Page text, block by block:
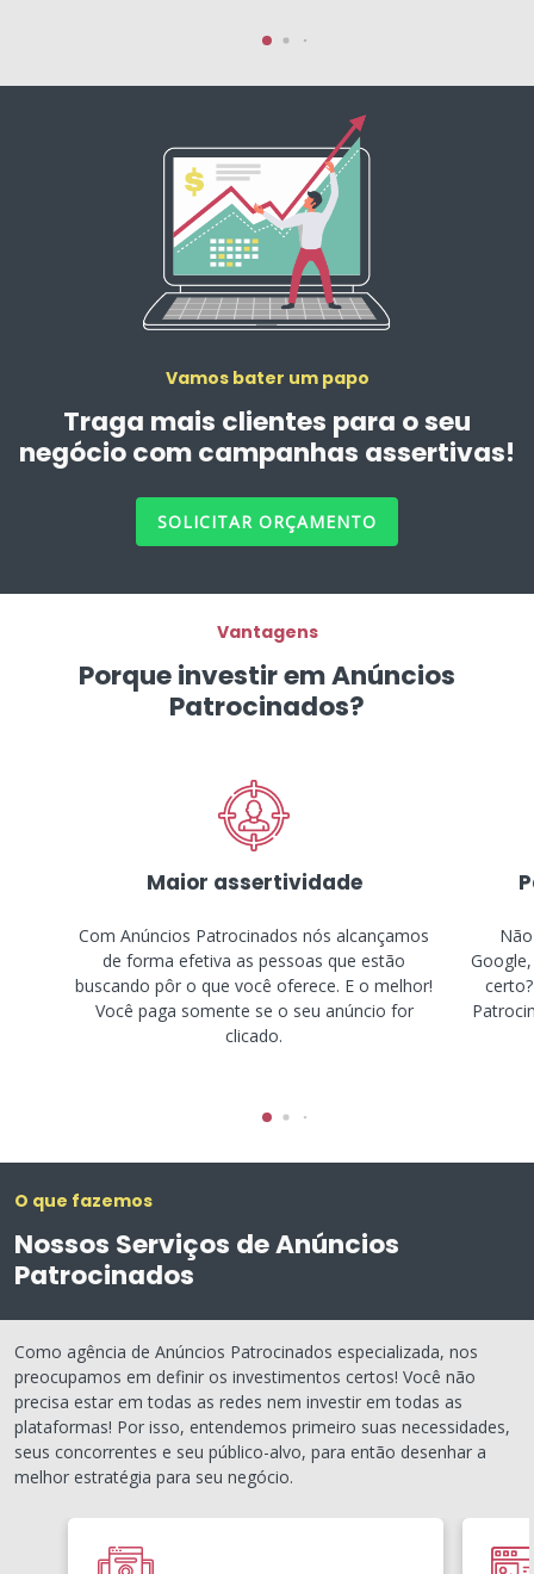
Vamos bater um papo
Traga mais clientes para o seu
negócio com campanhas assertivas!
SOLICITAR ORÇAMENTO
Vantagens
Porque investir em Anúncios
Patrocinados?
Maior assertividade
Com Anúncios Patrocinados nós alcançamos
de forma efetiva as pessoas que estão
buscando pôr o que você oferece. E o melhor!
Você paga somente se o seu anúncio for
clicado.
O que fazemos
Nossos Serviços de Anúncios
Patrocinados
Como agência de Anúncios Patrocinados especializada, nos
preocupamos em definir os investimentos certos! Você não
precisa estar em todas as redes nem investir em todas as
plataformas! Por isso, entendemos primeiro suas necessidades,
seus concorrentes e seu público-alvo, para então desenhar a
melhor estratégia para seu negócio.